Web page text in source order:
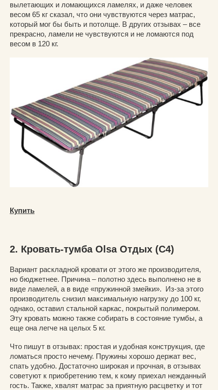
вылетающих и ломающихся ламелях, и даже человек
весом 65 кг сказал, что они чувствуются через матрас,
который мог бы быть и потолще. В других отзывах – все
прекрасно, ламели не чувствуются и не ломаются под
весом в 120 кг.
Купить
2. Кровать-тумба Olsa Отдых (С4)
Вариант раскладной кровати от этого же производителя,
но бюджетнее. Причина – полотно здесь выполнено не в
виде ламелей, а в виде «пружинной змейки». Из-за этого
производитель снизил максимальную нагрузку до 100 кг,
однако, оставил стальной каркас, покрытый полимером.
Эту кровать можно также собирать в состояние тумбы, а
еще она легче на целых 5 кг.
Что пишут в отзывах: простая и удобная конструкция, где
ломаться просто нечему. Пружины хорошо держат вес,
спать удобно. Достаточно широкая и прочная, в отзывах
советуют к приобретению тем, к кому приехал нежданный
гость. Также, хвалят матрас за приятную расцветку и тот